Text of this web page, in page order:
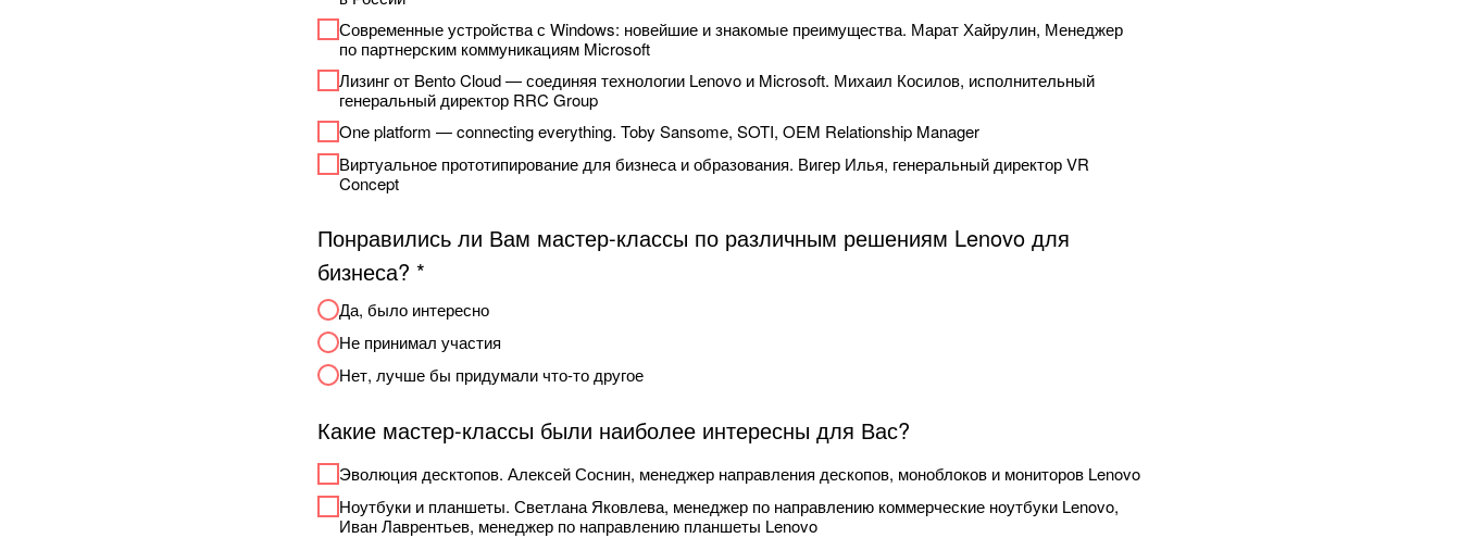
Современные устройства с Windows: новейшие и знакомые преимущества. Марат Хайрулин, Менеджер
по партнерским коммуникациям Microsoft
Лизинг от Bento Cloud — соединяя технологии Lenovo и Microsoft. Михаил Косилов, исполнительный
генеральный директор RRC Group
One platform — connecting everything. Toby Sansome, SOTI, OEM Relationship Manager
Виртуальное прототипирование для бизнеса и образования. Вигер Илья, генеральный директор VR
Concept
Понравились ли Вам мастер-классы по различным решениям Lenovo для
бизнеса? *
Да, было интересно
Не принимал участия
Нет, лучше бы придумали что-то другое
Какие мастер-классы были наиболее интересны для Вас?
Эволюция десктопов. Алексей Соснин, менеджер направления дескопов, моноблоков и мониторов Lenovo
Ноутбуки и планшеты. Светлана Яковлева, менеджер по направлению коммерческие ноутбуки Lenovo,
Иван Лаврентьев, менеджер по направлению планшеты Lenovo